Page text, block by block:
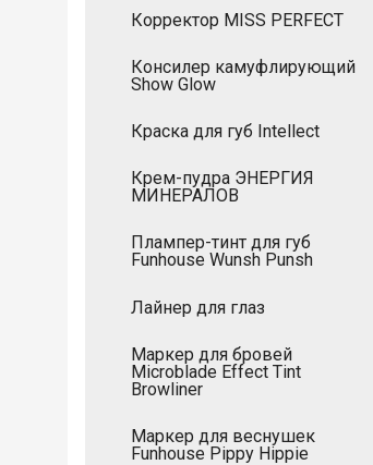
Корректор MISS PERFECT
Консилер камуфлирующий
Show Glow
Краска для губ Intellect
Крем-пудра ЭНЕРГИЯ
МИНЕРАЛОВ
Плампер-тинт для губ
Funhouse Wunsh Punsh
Лайнер для глаз
Маркер для бровей
Microblade Effect Tint
Browliner
Маркер для веснушек
Funhouse Pippy Hippie